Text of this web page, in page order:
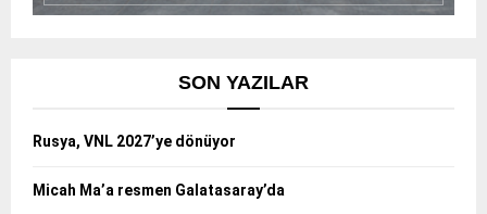
SON YAZILAR
Rusya, VNL 2027’ye dönüyor
Micah Ma’a resmen Galatasaray’da